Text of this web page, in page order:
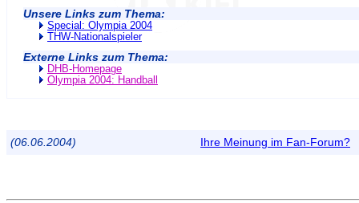
Unsere Links zum Thema:
Special: Olympia 2004
THW-Nationalspieler
Externe Links zum Thema:
DHB-Homepage
Olympia 2004: Handball
(06.06.2004) Ihre Meinung im Fan-Forum?